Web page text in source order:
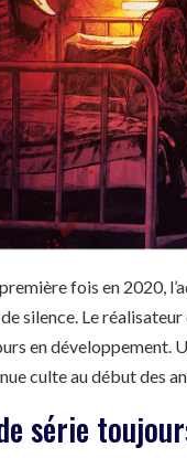
fois en 2020,
silence. Le
en développement.
culte au début des
série